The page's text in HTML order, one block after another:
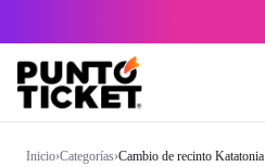
Inicio›Categorías›Cambio de recinto Katatonia